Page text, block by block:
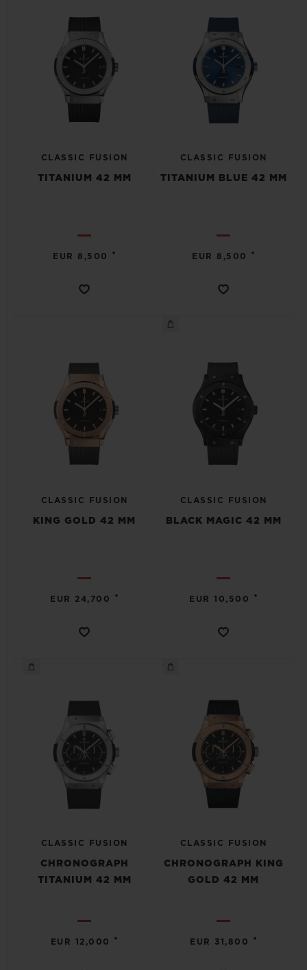
CLASSIC FUSION
TITANIUM 42 MM
EUR 8,500 •
CLASSIC FUSION
TITANIUM BLUE 42 MM
EUR 8,500 •
CLASSIC FUSION
KING GOLD 42 MM
EUR 24,700 •
CLASSIC FUSION
BLACK MAGIC 42 MM
EUR 10,500 •
CLASSIC FUSION
CHRONOGRAPH
TITANIUM 42 MM
EUR 12,000 •
CLASSIC FUSION
CHRONOGRAPH KING
GOLD 42 MM
EUR 31,800 •